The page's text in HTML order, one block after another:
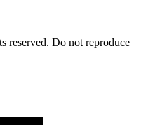
reserved. Do not reproduce